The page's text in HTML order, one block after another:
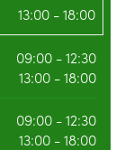
13:00 - 18:00
09:00 - 12:30
13:00 - 18:00
09:00 - 12:30
13:00 - 18:00